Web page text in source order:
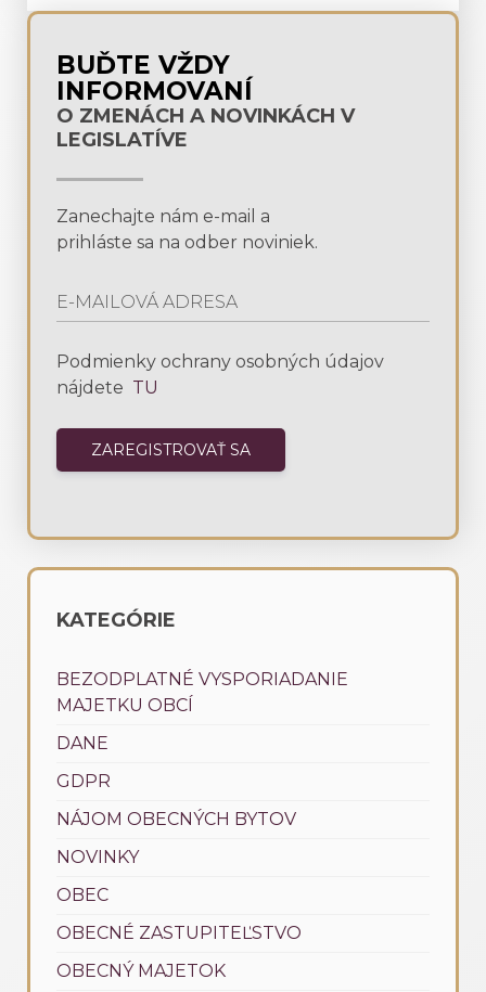
BUĎTE VŽDY
INFORMOVANÍ
O ZMENÁCH A NOVINKÁCH V
LEGISLATÍVE
Zanechajte nám e-mail a
prihláste sa na odber noviniek.
Podmienky ochrany osobných údajov
nájdete TU
KATEGÓRIE
BEZODPLATNÉ VYSPORIADANIE
MAJETKU OBCÍ
DANE
GDPR
NÁJOM OBECNÝCH BYTOV
NOVINKY
OBEC
OBECNÉ ZASTUPITEĽSTVO
OBECNÝ MAJETOK